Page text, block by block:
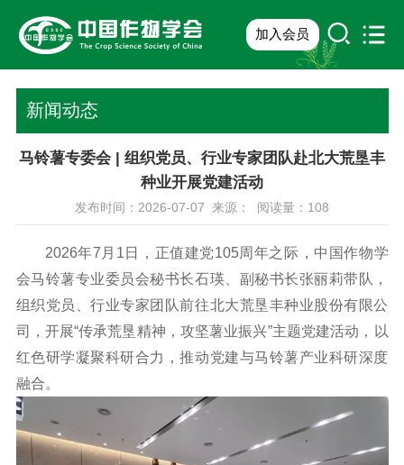
加入会员
新闻动态
马铃薯专委会 | 组织党员、行业专家团队赴北大荒垦丰
种业开展党建活动
发布时间：2026-07-07 来源： 阅读量： 108
2026年7月1日，正值建党105周年之际，中国作物学
会马铃薯专业委员会秘书长石瑛、副秘书长张丽莉带队，
组织党员、行业专家团队前往北大荒垦丰种业股份有限公
司，开展“传承荒垦精神，攻坚薯业振兴”主题党建活动，以
红色研学凝聚科研合力，推动党建与马铃薯产业科研深度
融合。